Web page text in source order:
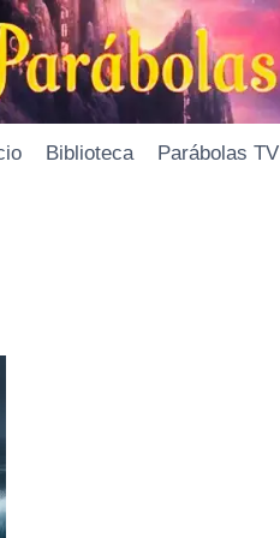
Biblioteca Parábolas TV